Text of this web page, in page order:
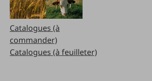
Catalogues (à
commander)
Catalogues (à feuilleter)